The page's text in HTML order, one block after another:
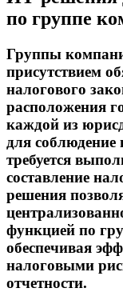
по группе
Группы
присутствием
налогового
расположения
каждой из
для соблюдение
требуется
составление
решения
функцией по
обеспечивая
налоговыми
отчетности.